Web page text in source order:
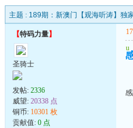
主题 : 189期：新澳门【观海听涛】独
【特码力量】
圣骑士
发帖: 2336
威望: 20338 点
铜币: 10301 枚
贡献值: 0 点
u